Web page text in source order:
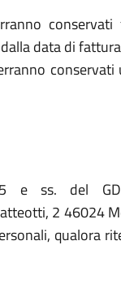
data di
conservati
ss. del
2 46024
qualora